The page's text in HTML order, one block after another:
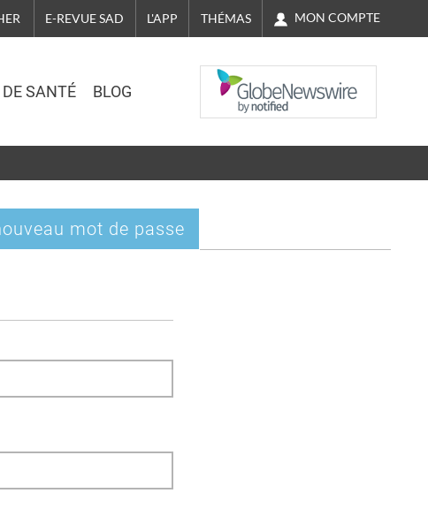
E-REVUE SAD L'APP THÉMAS MON COMPTE
SANTÉ BLOG
NASDAQ
mot de passe